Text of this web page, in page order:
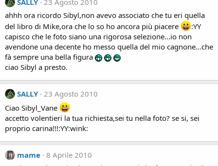
SALLY 23 Agosto 2010
ahhh ora ricordo Sibyl,non avevo associato che tu eri quella
del libro di Mike,ora che lo so ho ancora più piacere
:YY
capisco che le foto siano una rigorosa selezione...io non
avendone una decente ho messo quella del mio cagnone...che
fà sempre una bella figura
ciao Sibyl a presto.
SALLY 23 Agosto 2010
Ciao Sibyl_Vane
accetto volentieri la tua richiesta,sei tu nella foto? se si, sei
proprio carina!!!:YY:wink:
mame 8 Aprile 2010